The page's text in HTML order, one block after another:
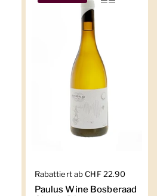
Regulärer Preis
Rabattiert ab CHF 22.90
Paulus Wine Bosberaad